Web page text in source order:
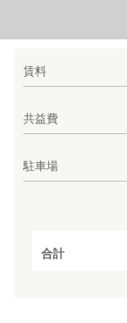
賃料
共益費
駐車場
合計